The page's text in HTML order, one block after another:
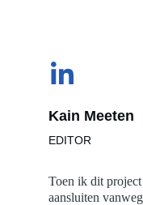
Kain Meeten
EDITOR
Toen ik dit
aansluiten